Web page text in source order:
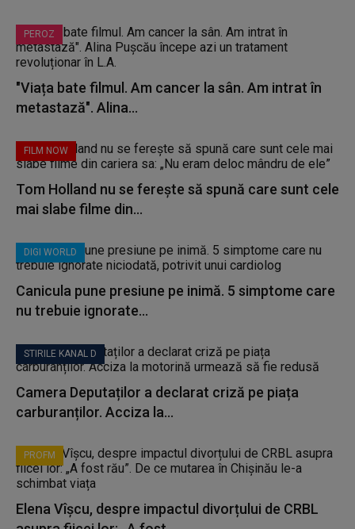
PEROZ
"Viața bate filmul. Am cancer la sân. Am intrat în
metastază". Alina...
FILM NOW
Tom Holland nu se ferește să spună care sunt cele
mai slabe filme din...
DIGI WORLD
Canicula pune presiune pe inimă. 5 simptome care
nu trebuie ignorate...
STIRILE KANAL D
Camera Deputaților a declarat criză pe piața
carburanților. Acciza la...
PROFM
Elena Vîșcu, despre impactul divorțului de CRBL